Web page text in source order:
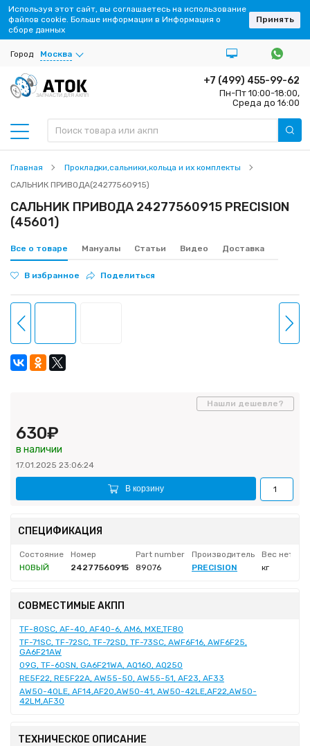
Город Москва
ЗАПЧАСТИ ДЛЯ АКПП
+7 (499) 455-99-62
Пн-Пт 10:00-18:00,
Среда до 16:00
Главная
Прокладки,сальники,кольца и их комплекты
САЛЬНИК ПРИВОДА(24277560915)
САЛЬНИК ПРИВОДА 24277560915 PRECISION
(45601)
Все о товаре Мануалы Статьи Видео Доставка
В избранное Поделиться
630₽
в наличии
17.01.2025 23:06:24
В корзину
Нашли дешевле?
СПЕЦИФИКАЦИЯ
Состояние Номер Part number Производитель
Вес нетто
НОВЫЙ
24277560915 89076 PRECISION кг
СОВМЕСТИМЫЕ АКПП
TF-80SC, AF-40, AF40-6, AM6, MXE,TF80
TF-71SC, TF-72SC, TF-72SD, TF-73SC, AWF6F16, AWF6F25,
GA6F21AW
09G, TF-60SN, GA6F21WA, AQ160, AQ250
RE5F22, RE5F22A, AW55-50, AW55-51, AF23, AF33
AW50-40LE, AF14,AF20,AW50-41, AW50-42LE,AF22,AW50-
42LM,AF30
ТЕХНИЧЕСКОЕ ОПИСАНИЕ
Используя этот сайт, вы соглашаетесь на использование
файлов cookie. Больше информации в Информация о
сборе данных
Принять